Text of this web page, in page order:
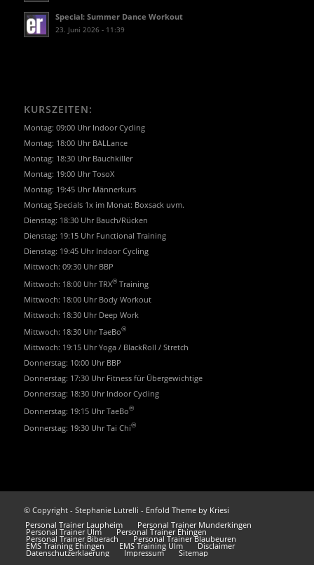
Special: Summer Dance Workout
23. Juni 2026 - 11:39
KURSZEITEN:
Montag: 09:00 Uhr Indoor Cycling
Montag: 18:00 Uhr BALLance
Montag: 18:30 Uhr Bauchkiller
Montag: 19:00 Uhr TosoX
Montag: 19:45 Uhr Männerkurs
Montag Specials 1x im Monat: Boxsack uvm.
Dienstag: 18:30 Uhr Bauch/Rücken
Dienstag: 19:15 Uhr Functional Training
Dienstag: 19:45 Uhr Indoor Cycling
Mittwoch: 09:30 Uhr BBP
Mittwoch: 18:00 Uhr TRX®Training
Mittwoch: 18:00 Uhr Body Workout
Mittwoch: 18:30 Uhr Deep Work
Mittwoch: 18:30 Uhr TaeBo®
Mittwoch: 19:15 Uhr Yoga / BlackRoll / Stretch
Donnerstag: 10:00 Uhr BBP
Donnerstag: 17:30 Uhr Fitness für Übergewichtige
Donnerstag: 18:30 Uhr Indoor Cycling
Donnerstag: 19:15 Uhr TaeBo®
Donnerstag: 19:30 Uhr Tai Chi®
© Copyright - Stephanie Lutrelli - Enfold Theme by Kriesi
Personal Trainer Laupheim
Personal Trainer Munderkingen
Personal Trainer Ulm Personal Trainer Ehingen
Personal Trainer Biberach Personal Trainer Blaubeuren
EMS Training Ehingen EMS Training Ulm Disclaimer
Datenschutzerklaerung Impressum Sitemap